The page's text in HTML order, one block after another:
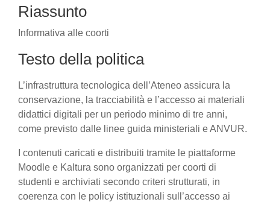
Riassunto
Informativa alle coorti
Testo della politica
L’infrastruttura tecnologica dell’Ateneo assicura la
conservazione, la tracciabilità e l’accesso ai materiali
didattici digitali per un periodo minimo di tre anni,
come previsto dalle linee guida ministeriali e ANVUR.
I contenuti caricati e distribuiti tramite le piattaforme
Moodle e Kaltura sono organizzati per coorti di
studenti e archiviati secondo criteri strutturati, in
coerenza con le policy istituzionali sull’accesso ai